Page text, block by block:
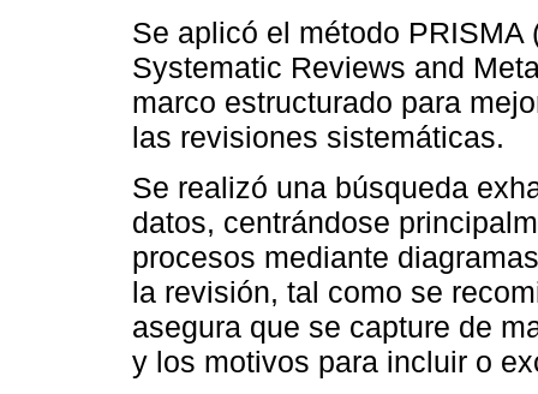
Se aplicó el método PRISMA
Systematic Reviews and
marco estructurado para
las revisiones sistemáticas.
Se realizó una búsqueda
datos, centrándose
procesos mediante
la revisión, tal como se
asegura que se capture de
y los motivos para incluir o